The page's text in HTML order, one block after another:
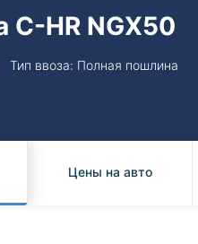
C-HR NGX50
Тип ввоза: Полная пошлина
Цены на авто